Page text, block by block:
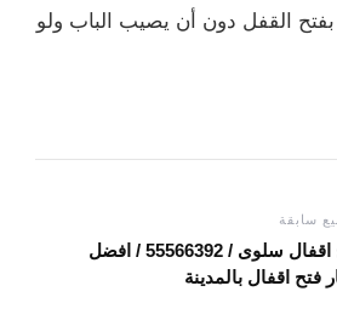
بفتح القفل دون أن يصيب الباب ولو
سابقة
نجار فتح اقفال سلوى / 55566392 / افضل
فتح اقفال بالمدينة